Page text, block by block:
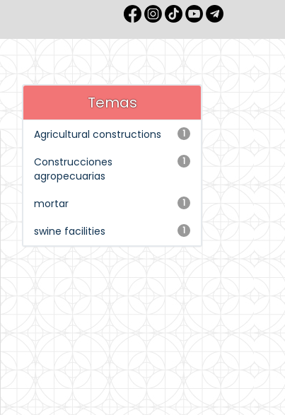
Temas
1
Agricultural constructions
1
Construcciones
agropecuarias
1
mortar
1
swine facilities